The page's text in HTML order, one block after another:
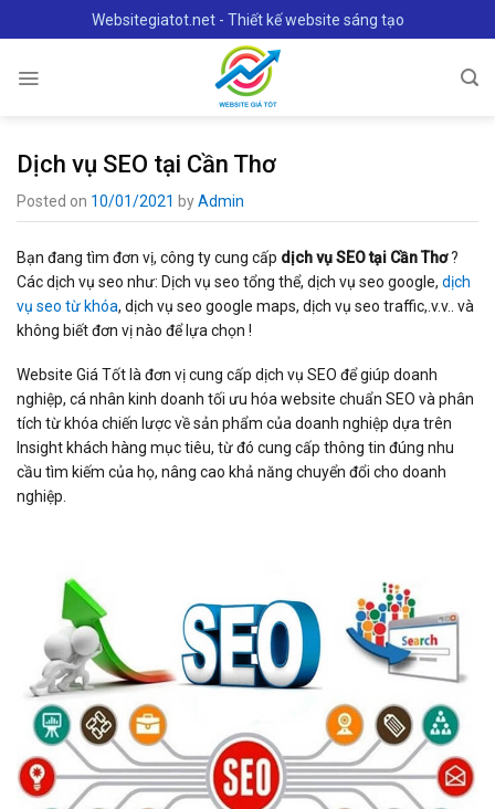
to
Websitegiatot.net - Thiết kế website sáng tạo
Dịch vụ SEO tại Cần Thơ
Posted on 10/01/2021 byAdmin
Bạn đang tìm đơn vị, công ty cung cấp dịch vụ SEO tại Cần Thơ?
Các dịch vụ seo như: Dịch vụ seo tổng thể, dịch vụ seo google, dịch
vụ seo từ khóa, dịch vụ seo google maps, dịch vụ seo traffic,.v.v.. và
không biết đơn vị nào để lựa chọn !
Website Giá Tốt là đơn vị cung cấp dịch vụ SEO để giúp doanh
nghiệp, cá nhân kinh doanh tối ưu hóa website chuẩn SEO và phân
tích từ khóa chiến lược về sản phẩm của doanh nghiệp dựa trên
Insight khách hàng mục tiêu, từ đó cung cấp thông tin đúng nhu
cầu tìm kiếm của họ, nâng cao khả năng chuyển đổi cho doanh
nghiệp.